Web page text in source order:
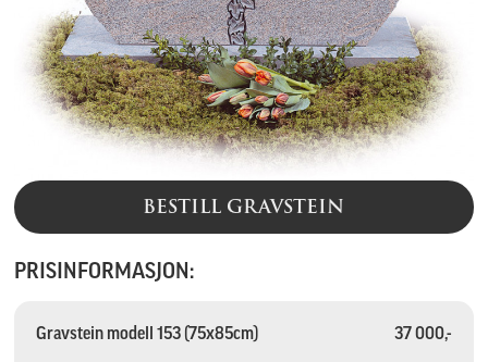
BESTILL GRAVSTEIN
PRISINFORMASJON:
Gravstein modell 153 (75x85cm) 37 000,-